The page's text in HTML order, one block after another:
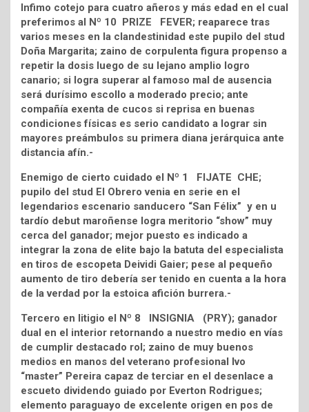
Infimo cotejo para cuatro añeros y más edad en el cual
preferimos al Nº 10 PRIZE FEVER; reaparece tras
varios meses en la clandestinidad este pupilo del stud
Doña Margarita; zaino de corpulenta figura propenso a
repetir la dosis luego de su lejano amplio logro
canario; si logra superar al famoso mal de ausencia
será durísimo escollo a moderado precio; ante
compañía exenta de cucos si reprisa en buenas
condiciones físicas es serio candidato a lograr sin
mayores preámbulos su primera diana jerárquica ante
distancia afín.-
Enemigo de cierto cuidado el Nº 1 FIJATE CHE;
pupilo del stud El Obrero venia en serie en el
legendarios escenario sanducero “San Félix” y en u
tardío debut maroñense logra meritorio “show” muy
cerca del ganador; mejor puesto es indicado a
integrar la zona de elite bajo la batuta del especialista
en tiros de escopeta Deividi Gaier; pese al pequeño
aumento de tiro debería ser tenido en cuenta a la hora
de la verdad por la estoica afición burrera.-
Tercero en litigio el Nº 8 INSIGNIA (PRY); ganador
dual en el interior retornando a nuestro medio en vías
de cumplir destacado rol; zaino de muy buenos
medios en manos del veterano profesional Ivo
“master” Pereira capaz de terciar en el desenlace a
escueto dividendo guiado por Everton Rodrigues;
elemento paraguayo de excelente origen en pos de